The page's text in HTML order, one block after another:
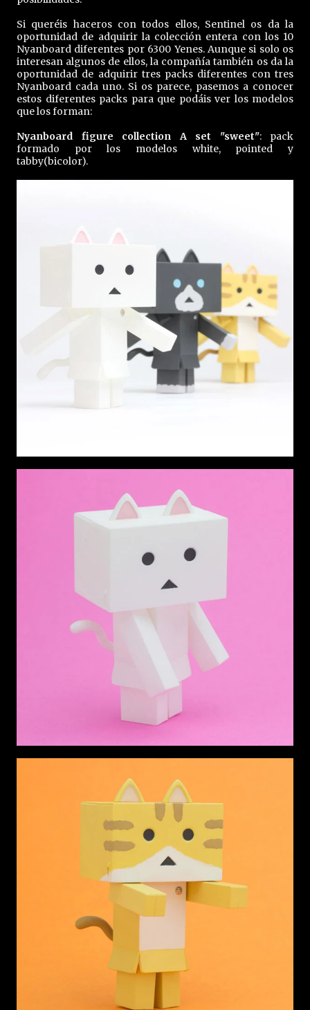
Si queréis haceros con todos ellos, Sentinel os da la
oportunidad de adquirir la colección entera con los 10
Nyanboard diferentes por 6300 Yenes. Aunque si solo os
interesan algunos de ellos, la compañía también os da la
oportunidad de adquirir tres packs diferentes con tres
Nyanboard cada uno. Si os parece, pasemos a conocer
estos diferentes packs para que podáis ver los modelos
que los forman:
Nyanboard figure collection A set "sweet": pack
formado por los modelos white, pointed y
tabby(bicolor).